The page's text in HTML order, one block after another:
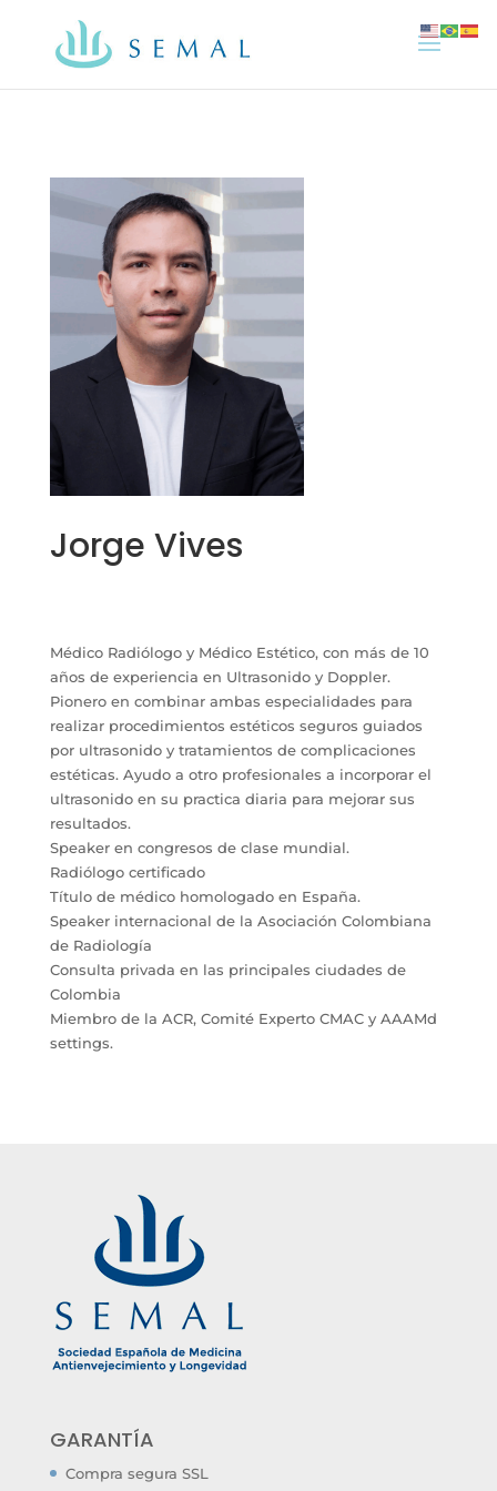
Jorge Vives
Médico Radiólogo y Médico Estético, con más de 10
años de experiencia en Ultrasonido y Doppler.
Pionero en combinar ambas especialidades para
realizar procedimientos estéticos seguros guiados
por ultrasonido y tratamientos de complicaciones
estéticas. Ayudo a otro profesionales a incorporar el
ultrasonido en su practica diaria para mejorar sus
resultados.
Speaker en congresos de clase mundial.
Radiólogo certificado
Título de médico homologado en España.
Speaker internacional de la Asociación Colombiana
de Radiología
Consulta privada en las principales ciudades de
Colombia
Miembro de la ACR, Comité Experto CMAC y AAAMd
settings.
GARANTÍA
Compra segura SSL